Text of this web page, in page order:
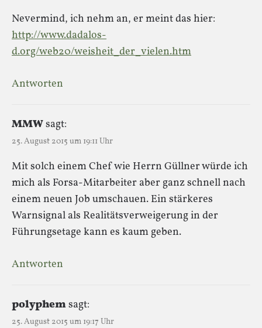
Nevermind, ich nehm an, er meint das hier:
http://www.dadalos-
d.org/web20/weisheit_der_vielen.htm
Antworten
MMWsagt:
25. August 2015 um 19:11 Uhr
Mit solch einem Chef wie Herrn Güllner würde ich
mich als Forsa-Mitarbeiter aber ganz schnell nach
einem neuen Job umschauen. Ein stärkeres
Warnsignal als Realitätsverweigerung in der
Führungsetage kann es kaum geben.
Antworten
polyphemsagt:
25. August 2015 um 19:17 Uhr